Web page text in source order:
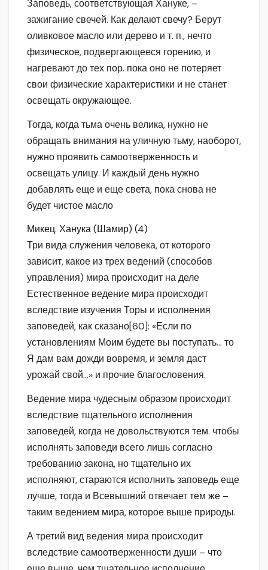
Заповедь, соответствующая Хануке, –
зажигание свечей. Как делают свечу? Берут
оливковое масло или дерево и т. п., нечто
физическое, подвергающееся горению, и
нагревают до тех пор. пока оно не потеряет
свои физические характеристики и не станет
освещать окружающее.
Тогда, когда тьма очень велика, нужно не
обращать внимания на уличную тьму, наоборот,
нужно проявить самоотверженность и
освещать улицу. И каждый день нужно
добавлять еще и еще света, пока снова не
будет чистое масло
Микец. Ханука (Шамир) (4)
Три вида служения человека, от которого
зависит, какое из трех ведений (способов
управления) мира происходит на деле
Естественное ведение мира происходит
вследствие изучения Торы и исполнения
заповедей, как сказано[60]: «Если по
установлениям Моим будете вы поступать… то
Я дам вам дожди вовремя, и земля даст
урожай свой…» и прочие благословения.
Ведение мира чудесным образом происходит
вследствие тщательного исполнения
заповедей, когда не довольствуются тем. чтобы
исполнять заповеди всего лишь согласно
требованию закона, но тщательно их
исполняют, стараются исполнить заповедь еще
лучше, тогда и Всевышний отвечает тем же –
таким ведением мира, которое выше природы.
А третий вид ведения мира происходит
вследствие самоотверженности души – что